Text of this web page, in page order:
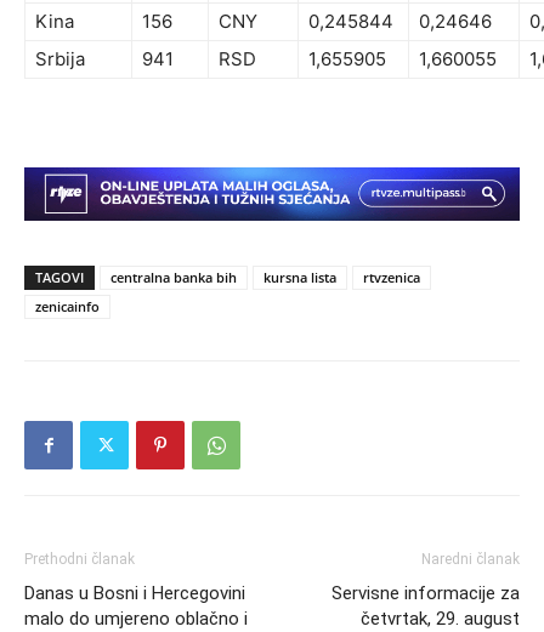
Kina
156 CNY 0,245844 0,24646
Srbija
941 RSD 1,655905 1,660055
TAGOVI centralna banka bih kursna lista
rtvzenica
zenicainfo
Prethodni članak
Danas u Bosni i Hercegovini
malo do umjereno oblačno i
Naredni članak
Servisne informacije za
četvrtak, 29. august